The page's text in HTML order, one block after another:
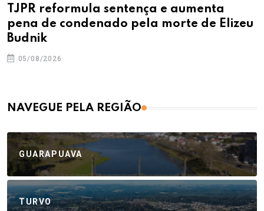
TJPR reformula sentença e aumenta
pena de condenado pela morte de Elizeu
Budnik
05/08/2026
NAVEGUE PELA REGIÃO
GUARAPUAVA
TURVO